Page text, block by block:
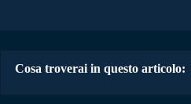
Cosa troverai in questo articolo: